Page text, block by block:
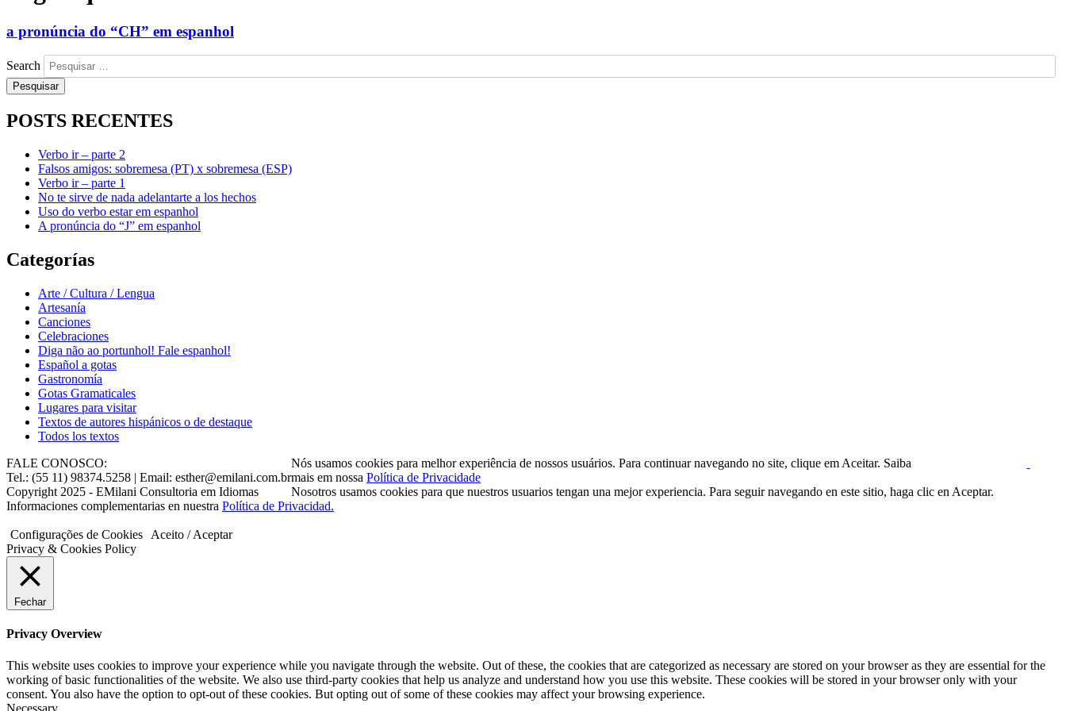
a pronúncia do “CH” em espanhol
Search
POSTS RECENTES
Verbo ir – parte 2
Falsos amigos: sobremesa (PT) x sobremesa (ESP)
Verbo ir – parte 1
No te sirve de nada adelantarte a los hechos
Uso do verbo estar em espanhol
A pronúncia do “J” em espanhol
Categorías
Arte / Cultura / Lengua
Artesanía
Canciones
Celebraciones
Diga não ao portunhol! Fale espanhol!
Gastronomía
Gotas Gramaticales
Lugares para visitar
Textos de autores hispánicos o de destaque
Todos los textos
FALE CONOSCO:
Tel.: (55 11) 98374.5258 | Email: esther@emilani.com.br
Copyright 2025 - EMilani Consultoria em Idiomas
Nós usamos cookies para melhor experiência de nossos usuários. Para continuar navegando no site, clique em Aceitar. Saiba
mais em nossa Política de Privacidade
Nosotros usamos cookies para que nuestros usuarios tengan una mejor experiencia. Para seguir navegando en este sitio, haga clic en Aceptar.
Informaciones complementarias en nuestra Política de Privacidad.
Configurações de Cookies
Aceito / Aceptar
Privacy & Cookies Policy
Fechar
Privacy Overview
This website uses cookies to improve your experience while you navigate through the website. Out of these, the cookies that are categorized as necessary are stored on your browser as they are essential for the
working of basic functionalities of the website. We also use third-party cookies that help us analyze and understand how you use this website. These cookies will be stored in your browser only with your
consent. You also have the option to opt-out of these cookies. But opting out of some of these cookies may affect your browsing experience.
Necessary